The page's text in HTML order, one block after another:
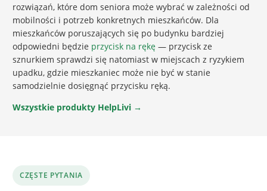
rozwiązań, które dom seniora może wybrać w zależności od
mobilności i potrzeb konkretnych mieszkańców. Dla
mieszkańców poruszających się po budynku bardziej
odpowiedni będzie przycisk na rękę — przycisk ze
sznurkiem sprawdzi się natomiast w miejscach z ryzykiem
upadku, gdzie mieszkaniec może nie być w stanie
samodzielnie dosięgnąć przycisku ręką.
Wszystkie produkty HelpLivi →
CZĘSTE PYTANIA